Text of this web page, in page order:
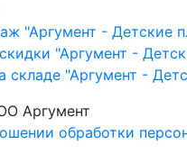
"Аргумент - Детские
"Аргумент -
складе "Аргумент -
Аргумент
обработки